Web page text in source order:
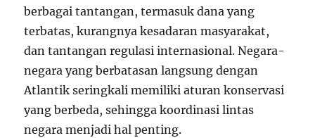
berbagai tantangan, termasuk dana yang
terbatas, kurangnya kesadaran masyarakat,
dan tantangan regulasi internasional. Negara-
negara yang berbatasan langsung dengan
Atlantik seringkali memiliki aturan konservasi
yang berbeda, sehingga koordinasi lintas
negara menjadi hal penting.